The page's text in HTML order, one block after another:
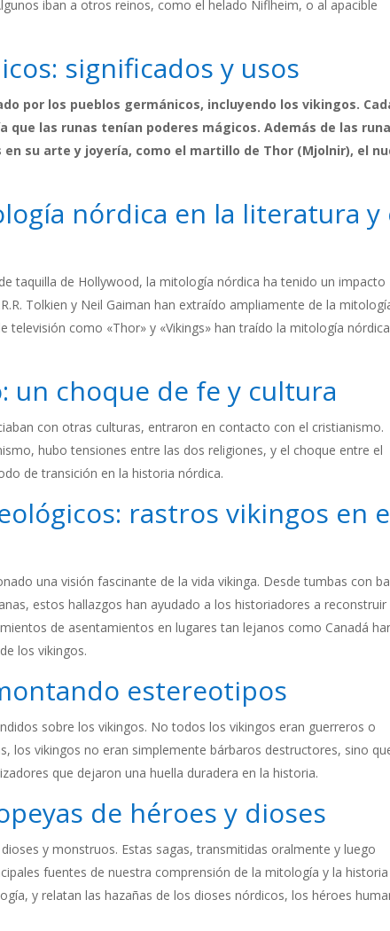
iban a otros reinos, como el helado Niflheim, o al apacible
significados y usos
por los pueblos germánicos, incluyendo los vikingos.
las runas tenían poderes mágicos. Además de las
su arte y joyería, como el martillo de Thor (Mjolnir), el
nórdica en la literatura y
taquilla de Hollywood, la mitología nórdica ha tenido un impacto
Tolkien y Neil Gaiman han extraído ampliamente de la
televisión como «Thor» y «Vikings» han traído la mitología
un choque de fe y cultura
con otras culturas, entraron en contacto con el cristianismo.
hubo tensiones entre las dos religiones, y el choque entre el
de transición en la historia nórdica.
rastros vikingos en
una visión fascinante de la vida vikinga. Desde tumbas con
estos hallazgos han ayudado a los historiadores a reconstruir
de asentamientos en lugares tan lejanos como Canadá
los vikingos.
estereotipos
sobre los vikingos. No todos los vikingos eran guerreros o
los vikingos no eran simplemente bárbaros destructores, sino
que dejaron una huella duradera en la historia.
de héroes y dioses
y monstruos. Estas sagas, transmitidas oralmente y luego
fuentes de nuestra comprensión de la mitología y la historia
y relatan las hazañas de los dioses nórdicos, los héroes